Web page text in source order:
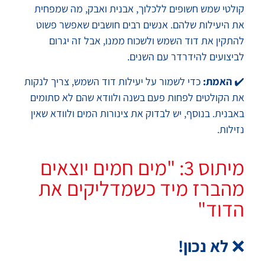
קולטי שמש חשופים ללכלוך, אבנית ואבק, מה שמפחית
את היעילות שלהם. אנשים רבים חושבים שאפשר פשוט
להתקין את דוד השמש ולשכוח ממנו, אבל זה יגרום
לביצועים להידרדר עם השנים.
✔️ האמת: כדי לשמור על יעילות דוד השמש, צריך לנקות
את הקולטים לפחות פעם בשנה ולוודא שהם לא סתומים
באבנית. בנוסף, יש לבדוק את צינורות המים ולוודא שאין
נזילות.
מיתוס 3: "מים חמים יוצאים
מהברז מיד כשמדליקים את
הדוד"
❌ לא נכון!